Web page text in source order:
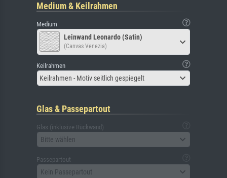
Medium & Keilrahmen
Medium
Leinwand Leonardo (Satin)
(Canvas Venezia)
Keilrahmen
Keilrahmen - Motiv seitlich gespiegelt
Glas & Passepartout
Glas (inklusive Rückwand)
Bitte wählen
Passepartout
Kein Passepartout